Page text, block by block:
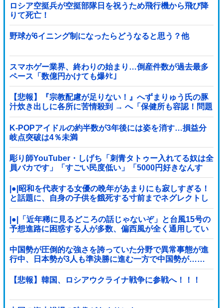
ロシア空挺兵が空挺部隊日を祝うため飛行機から飛び降
りて死亡！
野球が6イニング制になったらどうなると思う？他
スマホゲー業界、終わりの始まり…倒産件数が過去最多
ペース「数億円かけても爆ﾀﾋ」
【悲報】『宗教配慮が足りない！』へずまりゅう氏の豚
汁炊き出しに各所に苦情殺到 → へ「保健所も容認！問題
なし！」ｗｗｗｗｗｗｗｗｗｗｗｗｗｗ
K-POPアイドルの約半数が3年後には姿を消す…損益分
岐点突破は4％未満
彫り師YouTuber・しげち「刺青タトゥー入れてる奴は全
員バカです」「すごい民度低い」「5000円好きなんす
よ、バカって」
|●|昭和を代表する女優の晩年があまりにも寂しすぎる！
と話題に、自身の子供を餓死する寸前までネグレクトし
た挙句……
|●|「近年稀に見るどころの話じゃないぞ」と台風15号の
予想進路に困惑する人が多数、偏西風が全く通用してい
ないんだけど……
中国勢が圧倒的な強さを誇っていた分野で異常事態が進
行中、日本勢が3人も準決勝に進む一方で中国勢が……
【悲報】韓国、ロシアウクライナ戦争に参戦へ！！！